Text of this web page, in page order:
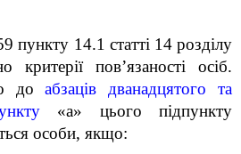
пункту 14.1 статті 14 розділу
критерії пов’язаності осіб.
доабзаців дванадцятого та
«а» цього підпункту
особи, якщо: